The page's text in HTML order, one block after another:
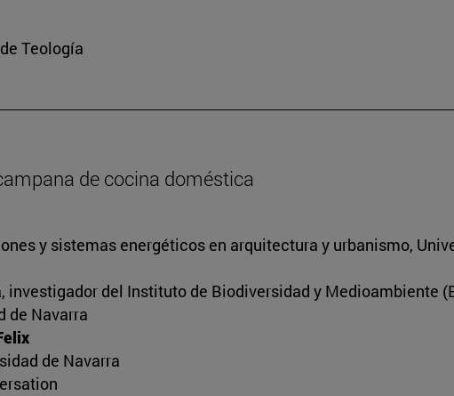
Teología
de cocina doméstica
y sistemas energéticos en arquitectura y urbanismo,
investigador del Instituto de Biodiversidad y Medioambiente
de Navarra
de Navarra